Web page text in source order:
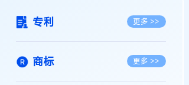
专利 更多 >>
商标 更多 >>